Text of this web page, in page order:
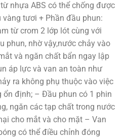
nhựa ABS có thể chống được
tươi + Phần đầu phun:
từ crom 2 lớp lót cùng với
phun, nhờ vậy,nước chảy vào
và ngăn chất bẩn ngay lập
áp lực và van an toàn như
ra không phụ thuộc vào việc
ổn định; – Đầu phun có 1 phin
ngăn các tạp chất trong nước
cho mắt và cho mặt – Van
có thể điều chỉnh đóng